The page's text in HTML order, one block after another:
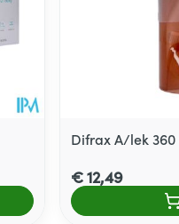
Difrax A/lek
€ 12,49